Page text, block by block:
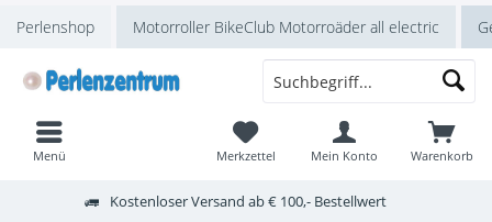
Perlenshop Motorroller BikeClub Motorroäder all electric
Kostenloser Versand ab € 100,- Bestellwert
Warenkorb
Merkzettel Mein Konto
Menü